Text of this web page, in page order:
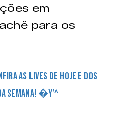
em
para os
AS LIVES DE HOJE E DOS
SEMANA! �Y’^